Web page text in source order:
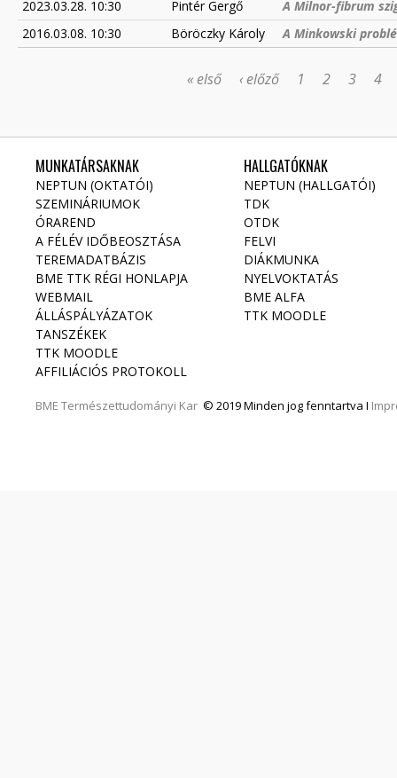
2023.03.28. 10:30
Pintér Gergő
A Milnor-fibrum
2016.03.08. 10:30
Böröczky Károly A Minkowski
« első ‹ előző 1 2 3 4
MUNKATÁRSAKNAK
NEPTUN (OKTATÓI)
SZEMINÁRIUMOK
ÓRAREND
A FÉLÉV IDŐBEOSZTÁSA
TEREMADATBÁZIS
BME TTK RÉGI HONLAPJA
WEBMAIL
ÁLLÁSPÁLYÁZATOK
TANSZÉKEK
TTK MOODLE
AFFILIÁCIÓS PROTOKOLL
BME Természettudományi Kar © 2019 Minden jog fenntartva I
HALLGATÓKNAK
NEPTUN (HALLGATÓI)
TDK
OTDK
FELVI
DIÁKMUNKA
NYELVOKTATÁS
BME ALFA
TTK MOODLE